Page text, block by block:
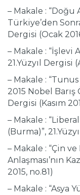
– Makale : “Doğu
Türkiye’den Sonra
Dergisi (Ocak
– Makale : “İşlevi
21.Yüzyıl Dergisi
– Makale :
2015 Nobel Barış
Dergisi (Kasım
– Makale :
(Burma)”,
– Makale : “Çin
Anlaşması’nın
2015, no.81)
– Makale : “Asya